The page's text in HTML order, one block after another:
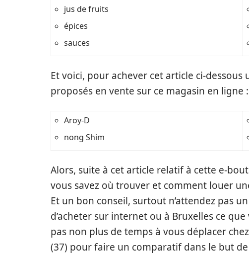
jus de fruits
épices
sauces
Et voici, pour achever cet article ci-
proposés en vente sur ce magasin en ligne :
Aroy-D
nong Shim
Alors, suite à cet article relatif à cette e-
vous savez où trouver et comment louer
Et un bon conseil, surtout n’attendez pas
d’acheter sur internet ou à Bruxelles ce
pas non plus de temps à vous déplacer
(37) pour faire un comparatif dans le but